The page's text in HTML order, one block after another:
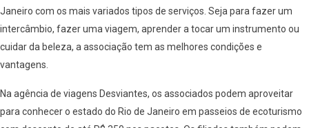
Janeiro com os mais variados tipos de serviços. Seja para fazer um
intercâmbio, fazer uma viagem, aprender a tocar um instrumento ou
cuidar da beleza, a associação tem as melhores condições e
vantagens.
Na agência de viagens Desviantes, os associados podem aproveitar
para conhecer o estado do Rio de Janeiro em passeios de ecoturismo